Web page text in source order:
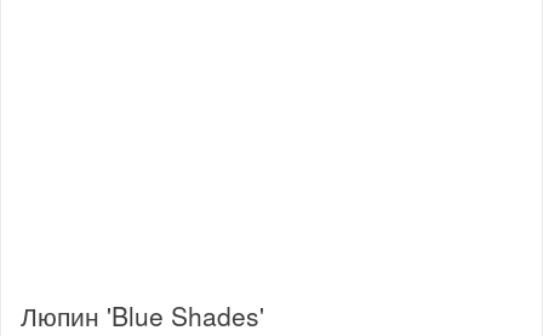
Люпин 'Blue Shades'